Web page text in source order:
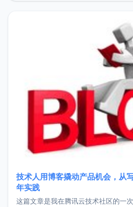
技术人用博客撬动产品机会，从
年实践
这篇文章是我在腾讯云技术社区的一